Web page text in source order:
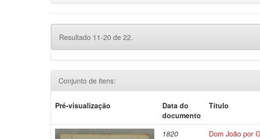
Resultado 11-20 de 22.
Conjunto de itens:
Pré-visualização
Data do
documento
Título
1820
Dom João por